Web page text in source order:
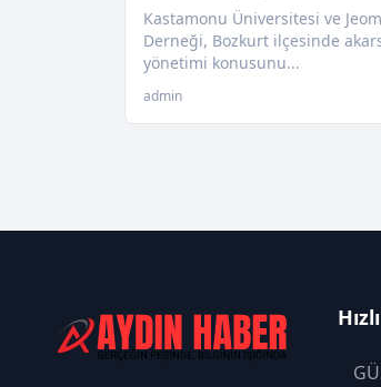
Kastamonu Üniversitesi ve
Derneği, Bozkurt ilçesinde
yönetimi konusunu...
admin